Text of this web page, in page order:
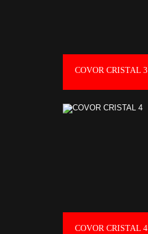
COVOR CRISTAL 3
COVOR CRISTAL 4